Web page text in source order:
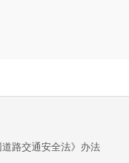
路交通安全法》办法